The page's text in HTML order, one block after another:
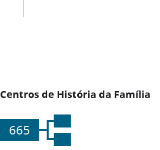
Centros de História da Família
665